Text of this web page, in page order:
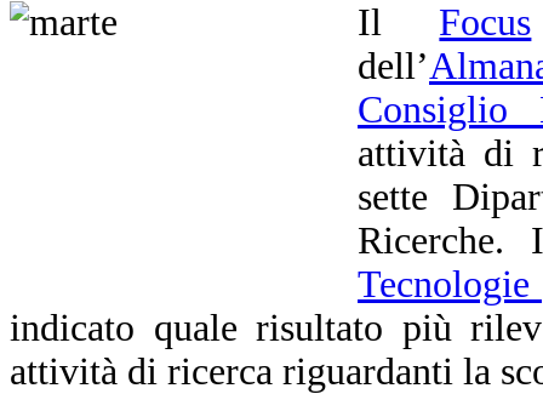
Il Focus
dell’
Consiglio
attività di
sette
indicato quale risultato più
attività di ricerca riguardanti la